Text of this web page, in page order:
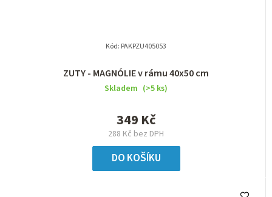
ZUTY - MAGNÓLIE v rámu 40x50 cm
Skladem (>5 ks)
288 Kč bez DPH
349 Kč
DO KOŠÍKU
Kód: PAKPZU405053